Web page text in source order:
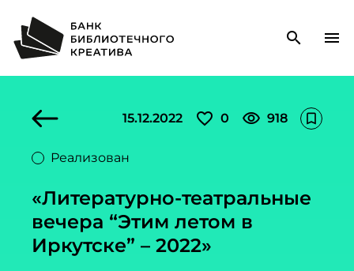
search menu
15.12.2022 favorite_outline 0 visibility 918 bookmark_outline
Реализован
«Литературно-театральные
вечера “Этим летом в
Иркутске” – 2022»